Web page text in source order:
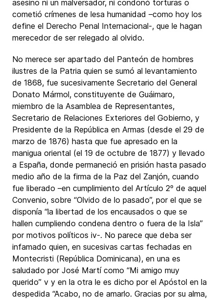
asesino ni un malversador, ni condonó torturas o
cometió crímenes de lesa humanidad –como hoy los
define el Derecho Penal Internacional-, que le hagan
merecedor de ser relegado al olvido.
No merece ser apartado del Panteón de hombres
ilustres de la Patria quien se sumó al levantamiento
de 1868, fue sucesivamente Secretario del General
Donato Mármol, constituyente de Guáimaro,
miembro de la Asamblea de Representantes,
Secretario de Relaciones Exteriores del Gobierno, y
Presidente de la República en Armas (desde el 29 de
marzo de 1876) hasta que fue apresado en la
manigua oriental (el 19 de octubre de 1877) y llevado
a España, donde permaneció en prisión hasta pasado
medio año de la firma de la Paz del Zanjón, cuando
fue liberado –en cumplimiento del Artículo 2º de aquel
Convenio, sobre “Olvido de lo pasado”, por el que se
disponía “la libertad de los encausados o que se
hallen cumpliendo condena dentro o fuera de la Isla”
por motivos políticos iv-. No parece que deba ser
infamado quien, en sucesivas cartas fechadas en
Montecristi (República Dominicana), en una es
saludado por José Martí como “Mi amigo muy
querido” v y en la otra le es dicho por el Apóstol en la
despedida “Acabo, no de amarlo. Gracias por su alma,